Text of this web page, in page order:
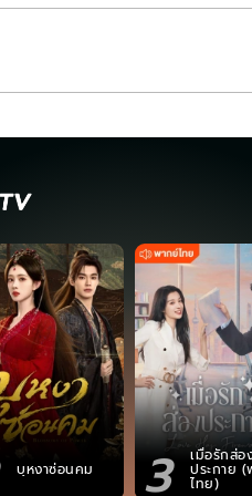
บุหงาซ่อนคม 3 เมื่อรักส่อ
ประกาย
ไทย)